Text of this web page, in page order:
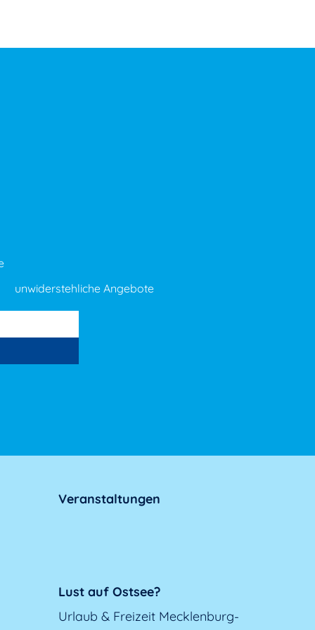
unwiderstehliche Angebote
Veranstaltungen
Lust auf Ostsee?
Urlaub & Freizeit Mecklenburg-